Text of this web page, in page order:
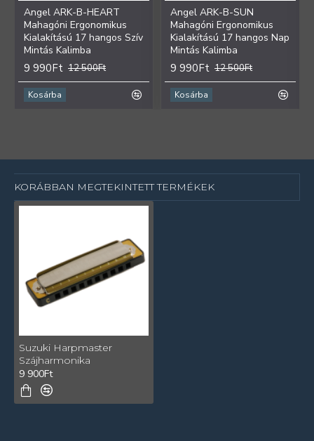
Angel ARK-B-HEART
Mahagóni Ergonomikus
Kialakítású 17 hangos Szív
Mintás Kalimba
9 990Ft 12 500Ft
Kosárba
Angel ARK-B-SUN
Mahagóni Ergonomikus
Kialakítású 17 hangos Nap
Mintás Kalimba
9 990Ft 12 500Ft
Kosárba
KORÁBBAN MEGTEKINTETT TERMÉKEK
Suzuki Harpmaster
Szájharmonika
9 900Ft